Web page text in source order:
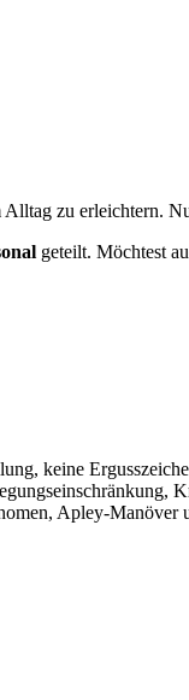
zu erleichtern.
geteilt. Möchtest
keine
Apley-